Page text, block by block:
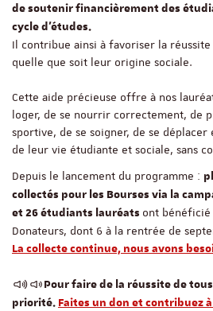
de soutenir financièrement des
cycle d’études.
Il contribue ainsi à favoriser la
quelle que soit leur origine sociale.
Cette aide précieuse offre à nos
loger, de se nourrir correctement, de
sportive, de se soigner, de se
de leur vie étudiante et sociale, sans
Depuis le lancement du programme :
collectés pour les Bourses via la
et 26 étudiants lauréats ont bénéficié
Donateurs, dont 6 à la rentrée de
La collecte continue, nous avons
Pour faire de la réussite de
priorité. Faites un don et contribuez